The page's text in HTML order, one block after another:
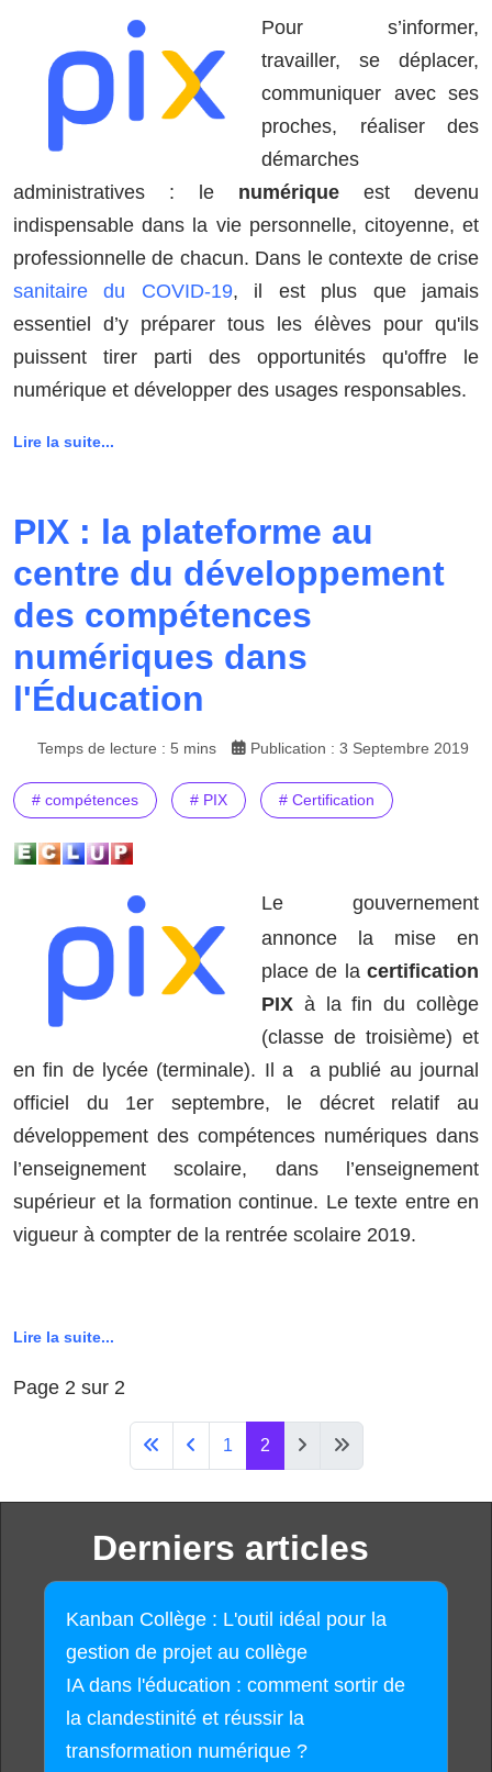
Pour s’informer,
travailler, se déplacer,
communiquer avec ses
proches, réaliser des
démarches
administratives : le numérique est devenu
indispensable dans la vie personnelle, citoyenne, et
professionnelle de chacun. Dans le contexte de crise
sanitaire du COVID-19, il est plus que jamais
essentiel d’y préparer tous les élèves pour qu'ils
puissent tirer parti des opportunités qu'offre le
numérique et développer des usages responsables.
Lire la suite...
PIX : la plateforme au
centre du développement
des compétences
numériques dans
l'Éducation
Temps de lecture : 5 mins Publication : 3 Septembre 2019
# compétences # PIX # Certification
Le gouvernement
annonce la mise en
place de la certification
PIX à la fin du collège
(classe de troisième) et
en fin de lycée (terminale). Il a a publié au journal
officiel du 1er septembre, le décret relatif au
développement des compétences numériques dans
l’enseignement scolaire, dans l’enseignement
supérieur et la formation continue. Le texte entre en
vigueur à compter de la rentrée scolaire 2019.
Lire la suite...
Page 2 sur 2
1 2
Derniers articles
Kanban Collège : L'outil idéal pour la
gestion de projet au collège
IA dans l'éducation : comment sortir de
la clandestinité et réussir la
transformation numérique ?